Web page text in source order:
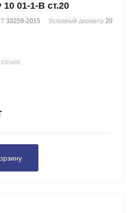
01-1-В ст.20
33259-2015 Условный диаметр 20